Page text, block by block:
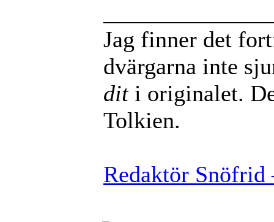
Jag finner det
dvärgarna inte
diti originalet.
Tolkien.
Redaktör